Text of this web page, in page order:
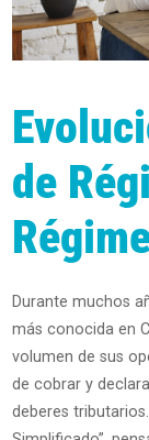
de
Durante muchos
más conocida en
volumen de sus
de cobrar y
deberes